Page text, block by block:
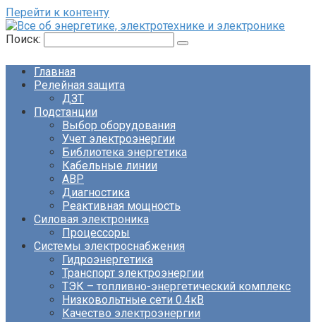
Перейти к контенту
Поиск:
Главная
Релейная защита
ДЗТ
Подстанции
Выбор оборудования
Учет электроэнергии
Библиотека энергетика
Кабельные линии
АВР
Диагностика
Реактивная мощность
Силовая электроника
Процессоры
Системы электроснабжения
Гидроэнергетика
Транспорт электроэнергии
ТЭК – топливно-энергетический комплекс
Низковольтные сети 0.4кВ
Качество электроэнергии